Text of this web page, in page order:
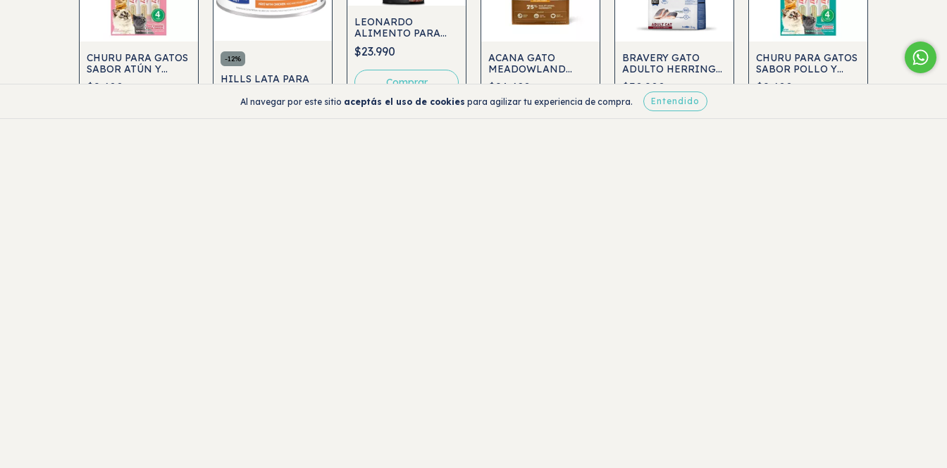
Al navegar por este sitio aceptás el uso de cookies para agilizar tu experiencia de compra. Entendido
CHURU PARA GATOS
SABOR ATÚN Y
SALMÓN 4UND
$2.400
-12%
HILLS LATA PARA
CARE 156GR
$3.090 $3.500
LEONARDO
ALIMENTO PARA
GATO SENIOR
$23.990
Comprar
ACANA GATO
MEADOWLAND
HIGHEST PROTEIN
$26.490
BRAVERY GATO
ADULTO HERRING
(ARENQUE)
ESTERILIZADO
$50.200
CHURU PARA GATOS
SABOR POLLO Y
CANGREJO 4UND
$2.400